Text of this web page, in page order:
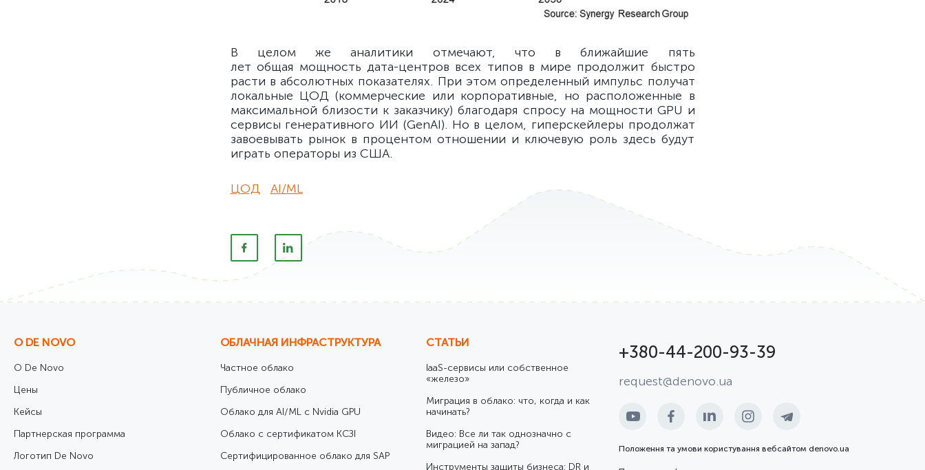
В целом же аналитики отмечают, что в ближайшие пять
лет общая мощность дата-центров всех типов в мире продолжит быстро
расти в абсолютных показателях. При этом определенный импульс получат
локальные ЦОД (коммерческие или корпоративные, но расположенные в
максимальной близости к заказчику) благодаря спросу на мощности GPU и
сервисы генеративного ИИ (GenAI). Но в целом, гиперскейлеры продолжат
завоевывать рынок в процентом отношении и ключевую роль здесь будут
играть операторы из США.
ЦОД AI/ML
О DE NOVO
О De Novo
Цены
Кейсы
Партнерская программа
Логотип De Novo
ОБЛАЧНАЯ ИНФРАСТРУКТУРА
Частное облако
Публичное облако
Облако для AI/ML с Nvidia GPU
Облако с сертификатом КСЗІ
Cертифицированное облако для SAP
СТАТЬИ
IaaS-сервисы или собственное
«железо»
Миграция в облако: что, когда и как
начинать?
Видео: Все ли так однозначно с
миграцией на запад?
Инструменты защиты бизнеса: DR и
+380-44-200-93-39
request@denovo.ua
Положення та умови користування вебсайтом denovo.ua